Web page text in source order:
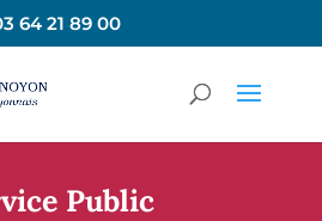
64 21 89 00
Public